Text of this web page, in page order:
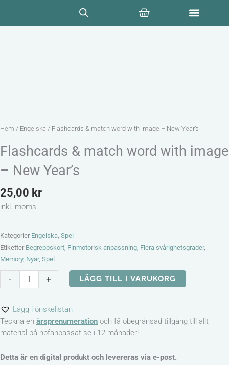
innehåll
Varukorg
Hem / Engelska / Flashcards & match word with image – New Year’s
Flashcards & match word with image
– New Year’s
25,00 kr
inkl. moms
Kategorier Engelska Spel
Etiketter Begreppskort Finmotorisk anpassning Flera svårighetsgrader,
Memory, Nyår, Spel
-
Flashcards
&
word
with
image
New
+ LÄGG TILL I VARUKORG
Lägg i önskelistan
Teckna en årsprenumeration och få obegränsad tillgång till allt
material på npfanpassat.se i 12 månader!
Detta är en digital produkt och levereras via e-post.